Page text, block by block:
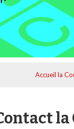
Accueil la
la